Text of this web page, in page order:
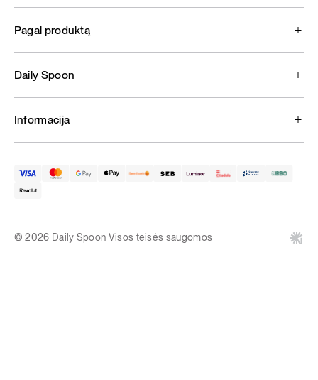
Pagal produktą
Daily Spoon
Informacija
© 2026 Daily Spoon Visos teisės saugomos